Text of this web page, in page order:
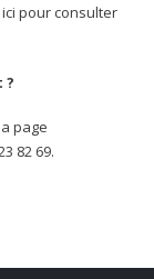
pour consulter
?
page
82 69.